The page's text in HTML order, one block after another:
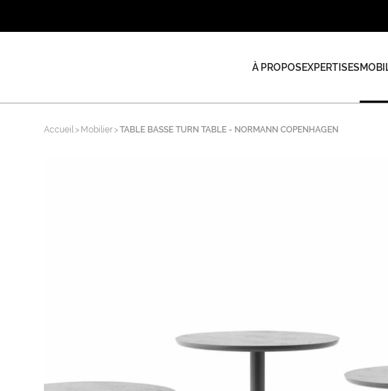
À PROPOSEXPERTISES
Accueil Mobilier TABLE BASSE TURN TABLE - NORMANN COPENHAGEN